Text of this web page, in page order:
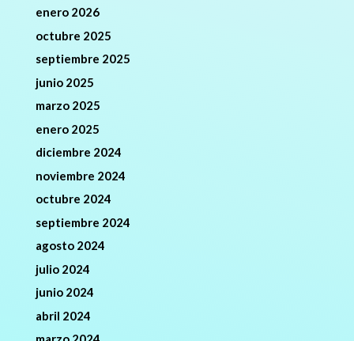
enero 2026
octubre 2025
septiembre 2025
junio 2025
marzo 2025
enero 2025
diciembre 2024
noviembre 2024
octubre 2024
septiembre 2024
agosto 2024
julio 2024
junio 2024
abril 2024